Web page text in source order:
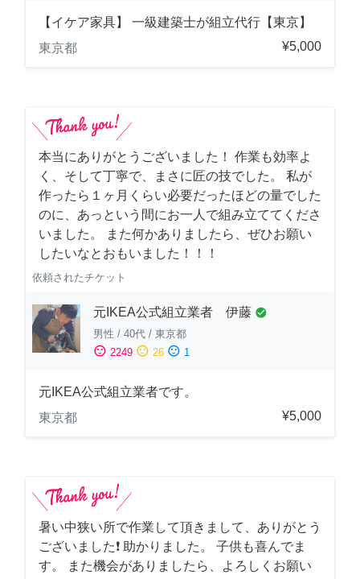
【イケア家具】 一級建築士が組立代行【東京】
東京都
¥5,000
本当にありがとうございました！ 作業も効率よ
く、そして丁寧で、まさに匠の技でした。 私が
作ったら１ヶ月くらい必要だったほどの量でした
のに、あっという間にお一人で組み立ててくださ
いました。 また何かありましたら、ぜひお願い
したいなとおもいました！！！
依頼されたチケット
元IKEA公式組立業者 伊藤 check_circle
男性 / 40代 / 東京都
sentiment_satisfied 2249 sentiment_neutral 26 sentiment_dissatisfied 1
元IKEA公式組立業者です。
東京都
¥5,000
暑い中狭い所で作業して頂きまして、ありがとう
ございました❗️ 助かりました。 子供も喜んでま
す。 また機会がありましたら、よろしくお願い